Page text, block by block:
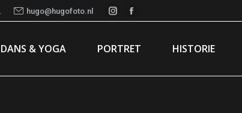
hugo@hugofoto.nl
Instagram
opens
new
Facebook
opens
new
DANS & YOGA PORTRET HISTORIE